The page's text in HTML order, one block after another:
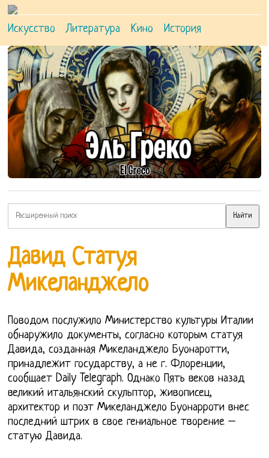
Искусство Литература Кино История
Давид Статуя
Микеланджело
Поводом послужило Министерство культуры Италии
обнаружило документы, согласно которым статуя
Давида, созданная Микеланджело Буонаротти,
принадлежит государству, а не г. Флоренции,
сообщает Daily Telegraph. Однако Пять веков назад
великий итальянский скульптор, живописец,
архитектор и поэт Микеланджело Буонарроти внес
последний штрих в свое гениальное творение –
статую Давида.